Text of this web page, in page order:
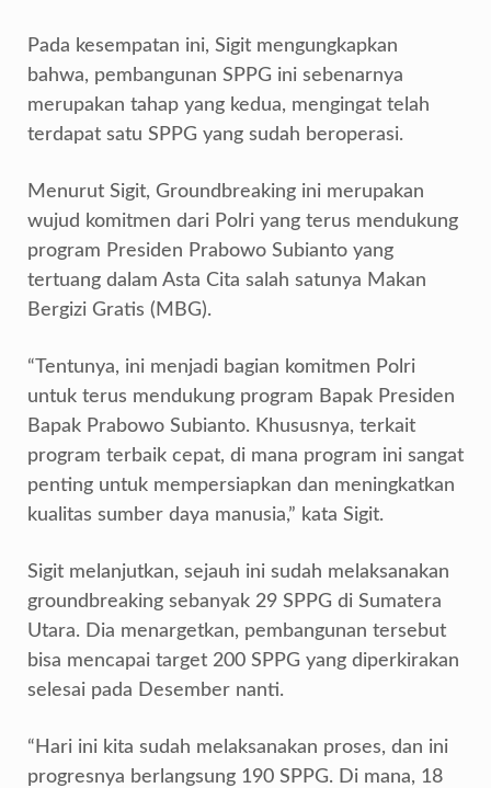
Pada kesempatan ini, Sigit mengungkapkan
bahwa, pembangunan SPPG ini sebenarnya
merupakan tahap yang kedua, mengingat telah
terdapat satu SPPG yang sudah beroperasi.
Menurut Sigit, Groundbreaking ini merupakan
wujud komitmen dari Polri yang terus mendukung
program Presiden Prabowo Subianto yang
tertuang dalam Asta Cita salah satunya Makan
Bergizi Gratis (MBG).
“Tentunya, ini menjadi bagian komitmen Polri
untuk terus mendukung program Bapak Presiden
Bapak Prabowo Subianto. Khususnya, terkait
program terbaik cepat, di mana program ini sangat
penting untuk mempersiapkan dan meningkatkan
kualitas sumber daya manusia,” kata Sigit.
Sigit melanjutkan, sejauh ini sudah melaksanakan
groundbreaking sebanyak 29 SPPG di Sumatera
Utara. Dia menargetkan, pembangunan tersebut
bisa mencapai target 200 SPPG yang diperkirakan
selesai pada Desember nanti.
“Hari ini kita sudah melaksanakan proses, dan ini
progresnya berlangsung 190 SPPG. Di mana, 18